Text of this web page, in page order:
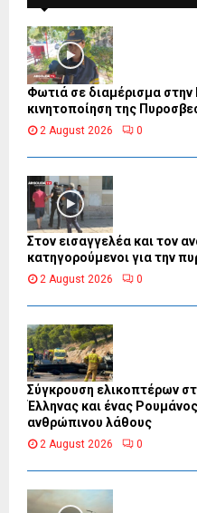
Φωτιά σε διαμέρισμα
κινητοποίηση της
2 August 2026 0
Στον εισαγγελέα και τον
κατηγορούμενοι για την
2 August 2026 0
Σύγκρουση ελικοπτέρων
Έλληνας και ένας
ανθρώπινου λάθους
2 August 2026 0